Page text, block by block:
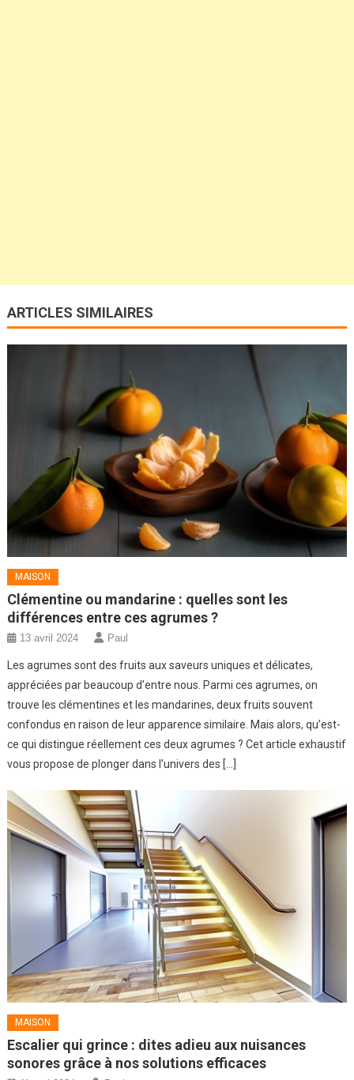
ARTICLES SIMILAIRES
MAISON
Clémentine ou mandarine : quelles sont les
différences entre ces agrumes ?
13 avril 2024 Paul
Les agrumes sont des fruits aux saveurs uniques et délicates,
appréciées par beaucoup d’entre nous. Parmi ces agrumes, on
trouve les clémentines et les mandarines, deux fruits souvent
confondus en raison de leur apparence similaire. Mais alors, qu’est-
ce qui distingue réellement ces deux agrumes ? Cet article exhaustif
vous propose de plonger dans l’univers des […]
MAISON
Escalier qui grince : dites adieu aux nuisances
sonores grâce à nos solutions efficaces